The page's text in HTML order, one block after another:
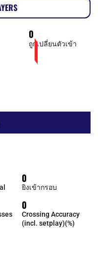
0
ถูกเปลี่ยนตัวเข้า
0
ยิงเข้ากรอบ
0
Crossing Accuracy
(incl. setplay)(%)